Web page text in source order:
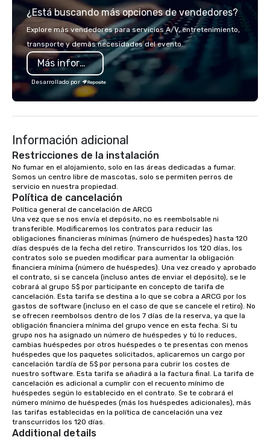
corporate offsite retreat! With a wide
variety of activities available, you can
choose what would suit your team
best. Sonoma Zipline Adventures is a
popular option. We can also facilitate
team building, archery tag, and
challenge courses for a day full of
adventure. Our team can help assist
snack options to make your day with
your team enjoyable and successful.
We have a large dining hall that can
serve 450 guests at a time. But, if you
would like a more intimate upscale
option, our full catering team can work
with you to create the meal of your
dreams! If you would like to use a
meeting room we have a number of
different rooms that are available,
from boardrooms to large venues. We
have cozy lodging options ranging
anywhere from cabins to cottages.
Wake up under the canopy in a
forested paradise at whatever level
of creature comfort your team
prefers. Call or email us today to plan
your retreat!
¿Está buscando más opciones de vendedores?
Explore más vendedores para servicios A/V, entretenimiento,
transporte y demás necesidades del evento.
Más información
Desarrollado por
Información adicional
Restricciones de la instalación
No fumar en el alojamiento, solo en las áreas dedicadas a fumar.
Somos un centro libre de mascotas, solo se permiten perros de
servicio en nuestra propiedad.
Política de cancelación
Política general de cancelación de ARCG
Una vez que se nos envía el depósito, no es reembolsable ni
transferible. Modificaremos los contratos para reducir las
obligaciones financieras mínimas (número de huéspedes) hasta 120
días después de la fecha del retiro. Transcurridos los 120 días, los
contratos solo se pueden modificar para aumentar la obligación
financiera mínima (número de huéspedes). Una vez creado y aprobado
el contrato, si se cancela (incluso antes de enviar el depósito), se le
cobrará al grupo 5$ por participante en concepto de tarifa de
cancelación. Esta tarifa se destina a lo que se cobra a ARCG por los
gastos de software (incluso en el caso de que se cancele el retiro). No
se ofrecen reembolsos dentro de los 7 días de la reserva, ya que la
obligación financiera mínima del grupo vence en esta fecha. Si tu
grupo nos ha asignado un número de huéspedes y tú lo reduces,
cambias huéspedes por otros huéspedes o te presentas con menos
huéspedes que los paquetes solicitados, aplicaremos un cargo por
cancelación tardía de 5$ por persona para cubrir los costes de
nuestro software. Esta tarifa se añadirá a la factura final. La tarifa de
cancelación es adicional a cumplir con el recuento mínimo de
huéspedes según lo establecido en el contrato. Se te cobrará el
número mínimo de huéspedes (más los huéspedes adicionales), más
las tarifas establecidas en la política de cancelación una vez
transcurridos los 120 días.
Additional details